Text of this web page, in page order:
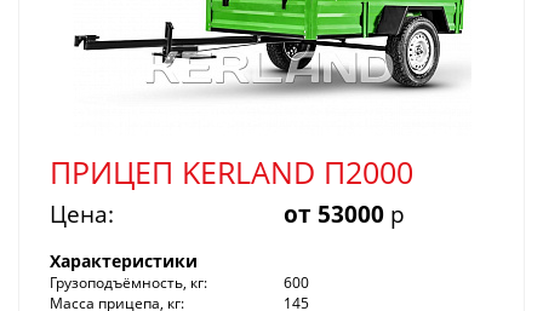
ПРИЦЕП KERLAND П2000
Цена: от 53000 р
Характеристики
Грузоподъёмность, кг:
600
Масса прицепа, кг:
145